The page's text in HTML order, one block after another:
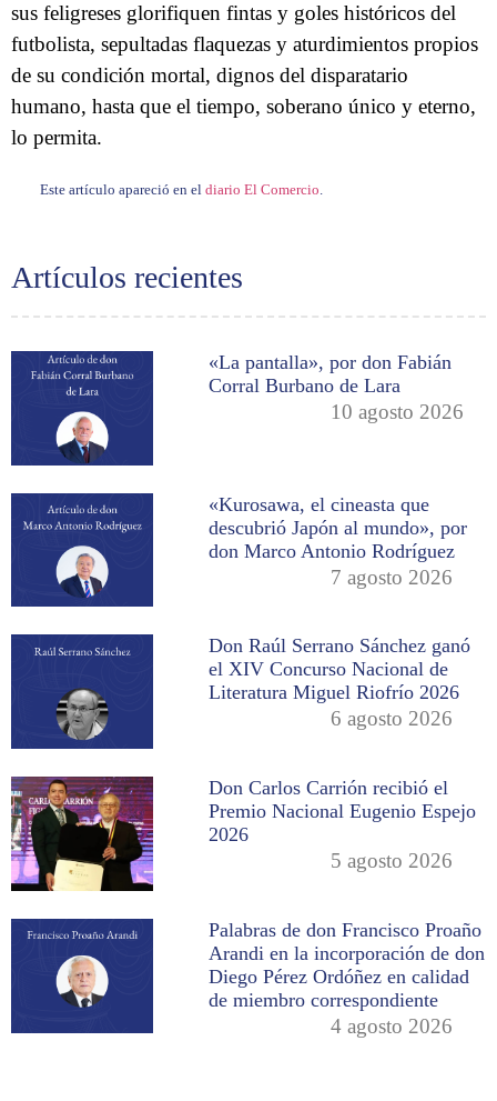
Artículos recientes
«La pantalla», por don Fabián
Corral Burbano de Lara
10 agosto 2026
«Kurosawa, el cineasta que
descubrió Japón al mundo», por
don Marco Antonio Rodríguez
7 agosto 2026
Don Raúl Serrano Sánchez ganó
el XIV Concurso Nacional de
Literatura Miguel Riofrío 2026
6 agosto 2026
Don Carlos Carrión recibió el
Premio Nacional Eugenio Espejo
2026
5 agosto 2026
Palabras de don Francisco Proaño
Arandi en la incorporación de don
Diego Pérez Ordóñez en calidad
de miembro correspondiente
4 agosto 2026
sus feligreses glorifiquen fintas y goles históricos del
futbolista, sepultadas flaquezas y aturdimientos propios
de su condición mortal, dignos del disparatario
humano, hasta que el tiempo, soberano único y eterno,
lo permita.
Este artículo apareció en el diario El Comercio.